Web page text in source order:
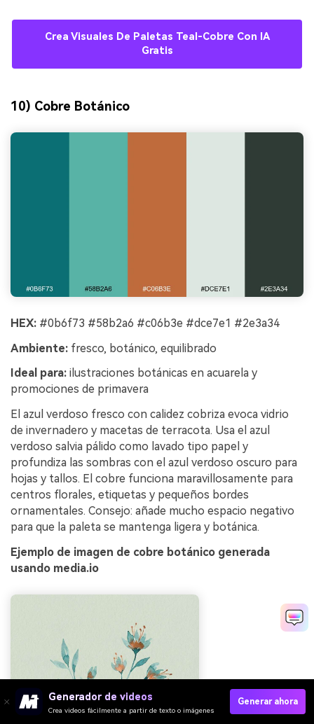
Crea Visuales De Paletas Teal-Cobre Con IA
Gratis
10) Cobre Botánico
HEX: #0b6f73 #58b2a6 #c06b3e #dce7e1 #2e3a34
Ambiente: fresco, botánico, equilibrado
Ideal para: ilustraciones botánicas en acuarela y
promociones de primavera
El azul verdoso fresco con calidez cobriza evoca vidrio
de invernadero y macetas de terracota. Usa el azul
verdoso salvia pálido como lavado tipo papel y
profundiza las sombras con el azul verdoso oscuro para
hojas y tallos. El cobre funciona maravillosamente para
centros florales, etiquetas y pequeños bordes
ornamentales. Consejo: añade mucho espacio negativo
para que la paleta se mantenga ligera y botánica.
Ejemplo de imagen de cobre botánico generada
usando media.io
Generador de videos
Crea videos fácilmente a partir de texto o imágenes
Generar ahora